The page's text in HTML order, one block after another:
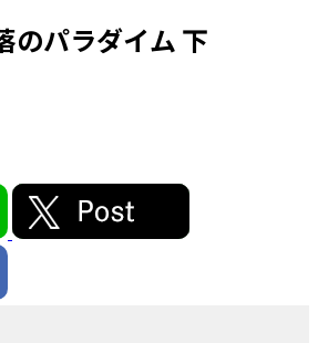
のパラダイム 下